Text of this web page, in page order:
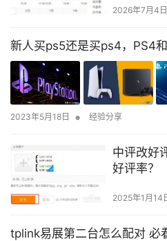
2026年7月4日
新人买ps5还是买ps4，PS4
2023年5月18日 • 经验分享
中评改好
好评率？
2025年1月14
tplink易展第二台怎么配对 必